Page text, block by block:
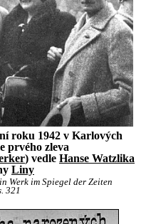
roku 1942 v Karlových
prvého zleva
) vedle Hanse Watzlika
Liny
Werk im Spiegel der Zeiten
321